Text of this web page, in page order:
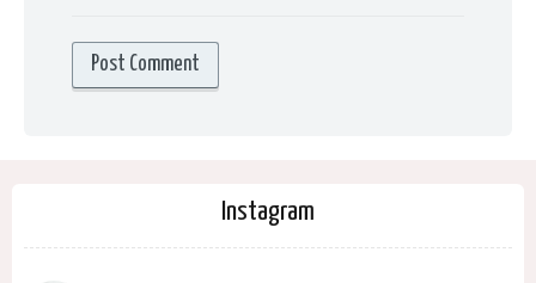
Instagram